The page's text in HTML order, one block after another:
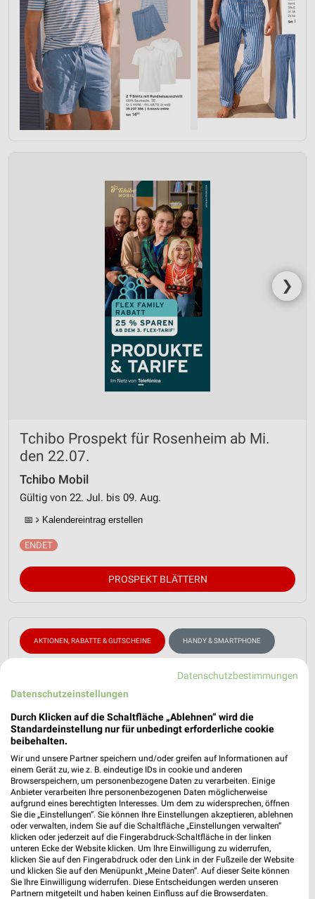
❯
Tchibo Prospekt für Rosenheim ab Mi.
den 22.07.
Tchibo Mobil
Gültig von 22. Jul. bis 09. Aug.
📅 Kalendereintrag erstellen
PROSPEKT BLÄTTERN
AKTIONEN, RABATTE & GUTSCHEINE HANDY & SMARTPHONE
Datenschutzbestimmungen
Datenschutzeinstellungen
Durch Klicken auf die Schaltfläche „Ablehnen“ wird die
Standardeinstellung nur für unbedingt erforderliche cookie
beibehalten.
Wir und unsere Partner speichern und/oder greifen auf Informationen auf
einem Gerät zu, wie z. B. eindeutige IDs in cookie und anderen
Browserspeichern, um personenbezogene Daten zu verarbeiten. Einige
Anbieter verarbeiten Ihre personenbezogenen Daten möglicherweise
aufgrund eines berechtigten Interesses. Um dem zu widersprechen, öffnen
Sie die „Einstellungen“. Sie können Ihre Einstellungen akzeptieren, ablehnen
oder verwalten, indem Sie auf die Schaltfläche „Einstellungen verwalten“
klicken oder jederzeit auf die Fingerabdruck-Schaltfläche in der linken
unteren Ecke der Website klicken. Um Ihre Einwilligung zu widerrufen,
klicken Sie auf den Fingerabdruck oder den Link in der Fußzeile der Website
und klicken Sie auf den Menüpunkt „Meine Daten“. Auf dieser Seite können
Sie Ihre Einwilligung widerrufen. Diese Entscheidungen werden unseren
Partnern mitgeteilt und haben keinen Einfluss auf die Browserdaten.